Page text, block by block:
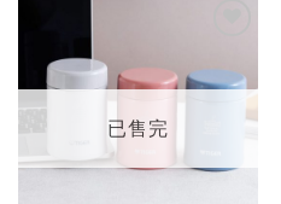
「願
望輕
已售完